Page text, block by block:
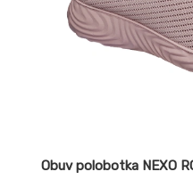
Obuv polobotka NEXO